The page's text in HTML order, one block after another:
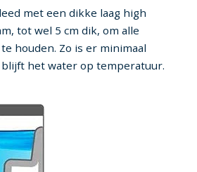
met een dikke laag high
tot wel 5 cm dik, om alle
houden. Zo is er minimaal
het water op temperatuur.